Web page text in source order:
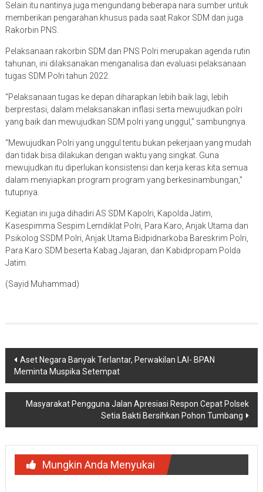
Selain itu nantinya juga mengundang beberapa nara sumber untuk
memberikan pengarahan khusus pada saat Rakor SDM dan juga
Rakorbin PNS.
Pelaksanaan rakorbin SDM dan PNS Polri merupakan agenda rutin
tahunan, ini dilaksanakan menganalisa dan evaluasi pelaksanaan
tugas SDM Polri tahun 2022.
“Pelaksanaan tugas ke depan diharapkan lebih baik lagi, lebih
berprestasi, dalam melaksanakan inflasi serta mewujudkan polri
yang baik dan mewujudkan SDM polri yang unggul,” sambungnya.
“Mewujudkan Polri yang unggul tentu bukan pekerjaan yang mudah
dan tidak bisa dilakukan dengan waktu yang singkat. Guna
mewujudkan itu diperlukan konsistensi dan kerja keras kita semua
dalam menyiapkan program program yang berkesinambungan,”
tutupnya.
Kegiatan ini juga dihadiri AS SDM Kapolri, Kapolda Jatim,
Kasespimma Sespim Lemdiklat Polri, Para Karo, Anjak Utama dan
Psikolog SSDM Polri, Anjak Utama Bidpidnarkoba Bareskrim Polri,
Para Karo SDM beserta Kabag Jajaran, dan Kabidpropam Polda
Jatim.
(Sayid Muhammad)
Navigasi
pos
Aset Negara Banyak Terlantar, Perwakilan LAI- BPAN
Meminta Muspika Setempat
Masyarakat Pengguna Jalan Apresiasi Respon Cepat Polsek
Setia Bakti Bersihkan Pohon Tumbang
Mungkin Anda Menyukai